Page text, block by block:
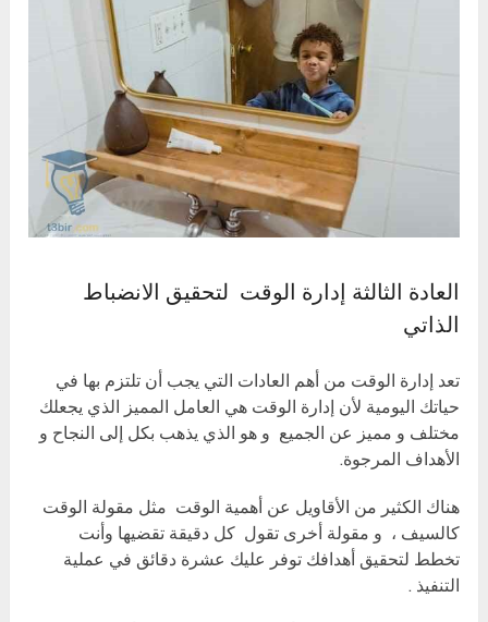
العادة الثالثة إدارة الوقت لتحقيق الانضباط
الذاتي
تعد إدارة الوقت من أهم العادات التي يجب أن تلتزم بها في
حياتك اليومية لأن إدارة الوقت هي العامل المميز الذي يجعلك
مختلف و مميز عن الجميع و هو الذي يذهب بكل إلى النجاح و
الأهداف المرجوة.
هناك الكثير من الأقاويل عن أهمية الوقت مثل مقولة الوقت
كالسيف ، و مقولة أخرى تقول كل دقيقة تقضيها وأنت
تخطط لتحقيق أهدافك توفر عليك عشرة دقائق في عملية
التنفيذ .